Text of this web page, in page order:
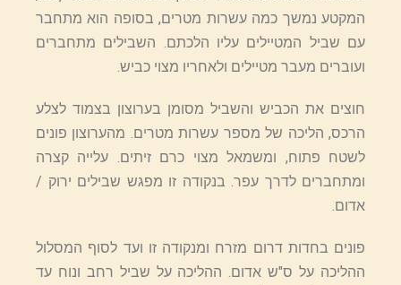
המקטע נמשך כמה עשרות מטרים, בסופה הוא מתחבר
עם שביל המטיילים עליו הלכתם. השבילים מתחברים
ועוברים מעבר מטיילים ולאחריו מצוי כביש.
חוצים את הכביש והשביל מסומן בערוצון בצמוד לצלע
הרכס, הליכה של מספר עשרות מטרים. מהערוצון פונים
לשטח פתוח, ומשמאל מצוי כרם זיתים. עלייה קצרה
ומתחברים לדרך עפר. בנקודה זו מפגש שבילים ירוק /
אדום.
פונים בחדות דרום מזרח ומנקודה זו ועד לסוף המסלול
ההליכה על ס"ש אדום. ההליכה על שביל רחב ונוח עד